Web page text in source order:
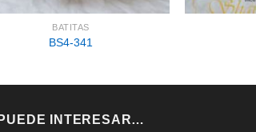
BATITAS
BS4-341
INTERESAR…